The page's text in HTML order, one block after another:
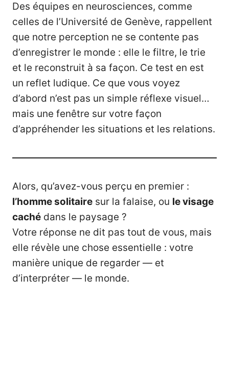
Des équipes en neurosciences, comme
celles de l’Université de Genève, rappellent
que notre perception ne se contente pas
d’enregistrer le monde : elle le filtre, le trie
et le reconstruit à sa façon. Ce test en est
un reflet ludique. Ce que vous voyez
d’abord n’est pas un simple réflexe visuel…
mais une fenêtre sur votre façon
d’appréhender les situations et les relations.
Alors, qu’avez-vous perçu en premier :
l’homme solitaire sur la falaise, ou le visage
caché dans le paysage ?
Votre réponse ne dit pas tout de vous, mais
elle révèle une chose essentielle : votre
manière unique de regarder — et
d’interpréter — le monde.